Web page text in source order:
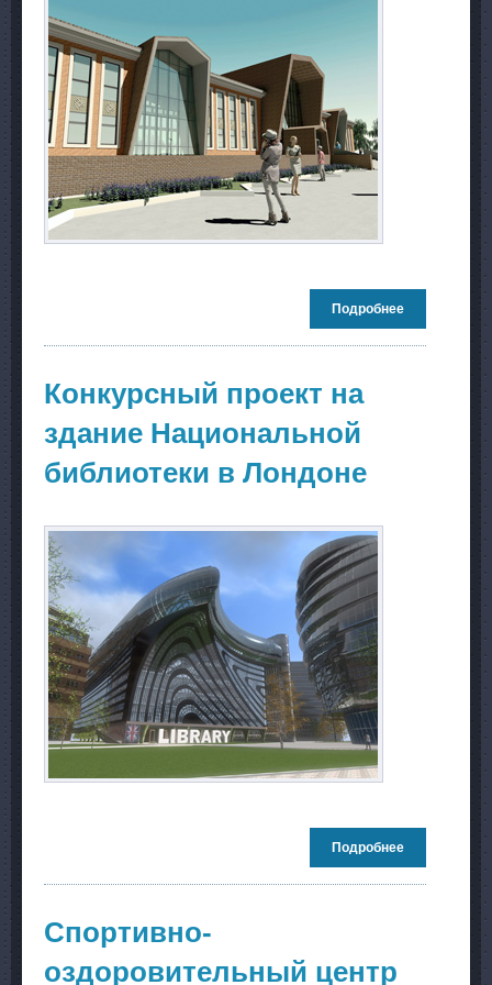
Подробнее
сельского
дома
Мансийском
Конкурсный проект на
здание Национальной
библиотеки в Лондоне
Подробнее
проект на
здание
библиотеки в
Спортивно-
оздоровительный центр